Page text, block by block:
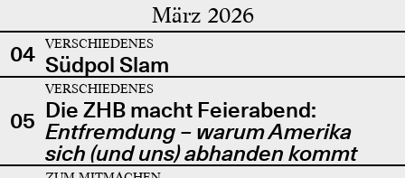
März 2026
04 VERSCHIEDENES
Südpol Slam
05
VERSCHIEDENES
Die ZHB macht Feierabend:
Entfremdung – warum Amerika
sich (und uns) abhanden kommt